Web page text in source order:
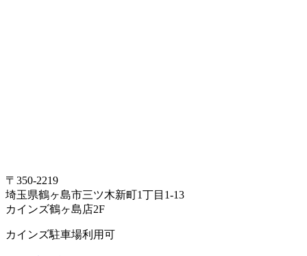
〒350-2219
埼玉県鶴ヶ島市三ツ木新町1丁目1-13
カインズ鶴ヶ島店2F
カインズ駐車場利用可